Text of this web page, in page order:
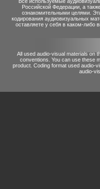
Российской Федерации, а
ознакомительными целями.
кодирования аудиовизуальных
оставляете у себя в каком-либо
All used audio-visual materials on
conventions. You can use these
product. Coding format used audio-
audio-